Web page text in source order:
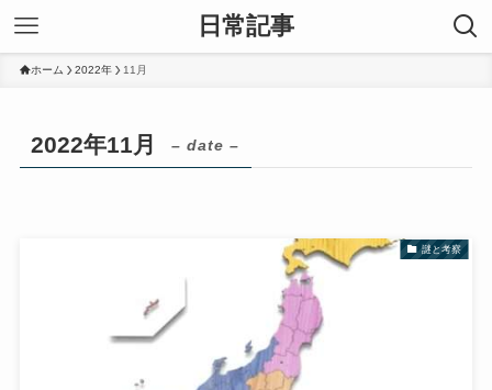
日常記事
ホーム 2022年 11月
2022年11月 – date –
謎と考察